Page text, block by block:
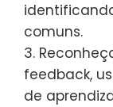
comuns.
3.
feedback,
de